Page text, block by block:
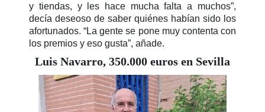
y tiendas, y les hace mucha falta a muchos”,
decía deseoso de saber quiénes habían sido los
afortunados. “La gente se pone muy contenta con
los premios y eso gusta”, añade.
Luis Navarro, 350.000 euros en Sevilla